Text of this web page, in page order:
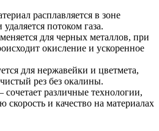
расплавляется в зоне
удаляется потоком газа.
для черных металлов, при
окисление и ускоренное
для нержавейки и цветмета,
рез без окалины.
различные технологии,
скорость и качество на материалах